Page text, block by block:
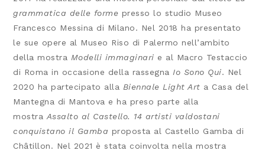
grammatica delle forme presso lo studio Museo
Francesco Messina di Milano. Nel 2018 ha presentato
le sue opere al Museo Riso di Palermo nell’ambito
della mostra Modelli immaginari e al Macro Testaccio
di Roma in occasione della rassegna Io Sono Qui. Nel
2020 ha partecipato alla Biennale Light Art a Casa del
Mantegna di Mantova e ha preso parte alla
mostra Assalto al Castello. 14 artisti valdostani
conquistano il Gamba proposta al Castello Gamba di
Châtillon. Nel 2021 è stata coinvolta nella mostra